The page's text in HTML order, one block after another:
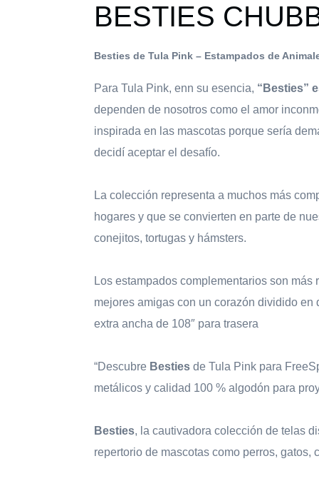
BESTIES
Besties de Tula Pink – Estampados de
Para Tula Pink, enn su esencia, “Besties”
dependen de nosotros como el amor
inspirada en las mascotas porque sería
decidí aceptar el desafío.
La colección representa a muchos más
hogares y que se convierten en parte de
conejitos, tortugas y hámsters.
Los estampados complementarios son
mejores amigas con un corazón dividido en
extra ancha de 108″ para trasera
“Descubre Besties de Tula Pink para
metálicos y calidad 100 % algodón para
Besties, la cautivadora colección de telas
repertorio de mascotas como perros, gatos,